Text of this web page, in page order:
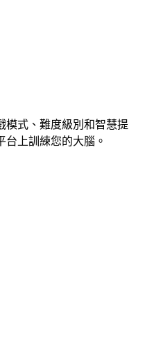
模式、難度級別和智慧提
台上訓練您的大腦。